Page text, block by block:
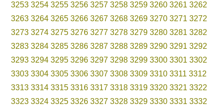
3253 3254 3255 3256 3257 3258 3259 3260 3261 3262
3263 3264 3265 3266 3267 3268 3269 3270 3271 3272
3273 3274 3275 3276 3277 3278 3279 3280 3281 3282
3283 3284 3285 3286 3287 3288 3289 3290 3291 3292
3293 3294 3295 3296 3297 3298 3299 3300 3301 3302
3303 3304 3305 3306 3307 3308 3309 3310 3311 3312
3313 3314 3315 3316 3317 3318 3319 3320 3321 3322
3323 3324 3325 3326 3327 3328 3329 3330 3331 3332